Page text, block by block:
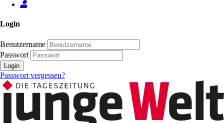
Login
Benutzername
Passwort
Login
Passwort vergessen?